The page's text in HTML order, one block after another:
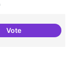
VoteJornades de